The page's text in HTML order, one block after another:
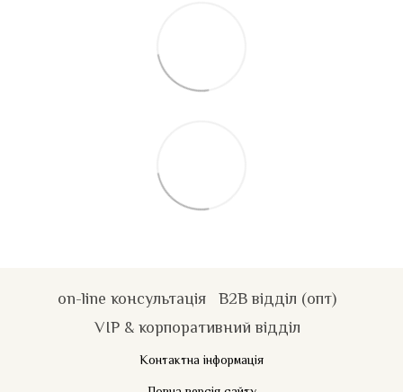
on-line консультація B2B відділ (опт)
VIP & корпоративний відділ
Контактна інформація